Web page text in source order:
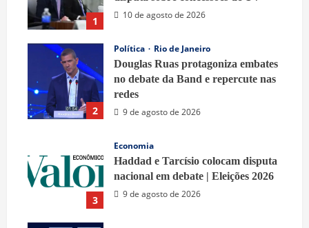
1
10 de agosto de 2026
2
Política
Rio de Janeiro
Douglas Ruas protagoniza embates
no debate da Band e repercute nas
redes
9 de agosto de 2026
3
Economia
Haddad e Tarcísio colocam disputa
nacional em debate | Eleições 2026
9 de agosto de 2026